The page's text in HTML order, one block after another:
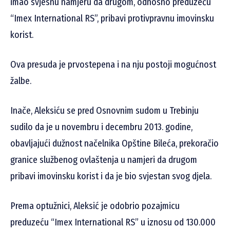
imao svjesnu namjeru da drugom, odnosno preduzeću
“Imex International RS”, pribavi protivpravnu imovinsku
korist.
Ova presuda je prvostepena i na nju postoji mogućnost
žalbe.
Inače, Aleksiću se pred Osnovnim sudom u Trebinju
sudilo da je u novembru i decembru 2013. godine,
obavljajući dužnost načelnika Opštine Bileća, prekoračio
granice službenog ovlaštenja u namjeri da drugom
pribavi imovinsku korist i da je bio svjestan svog djela.
Prema optužnici, Aleksić je odobrio pozajmicu
preduzeću “Imex International RS” u iznosu od 130.000